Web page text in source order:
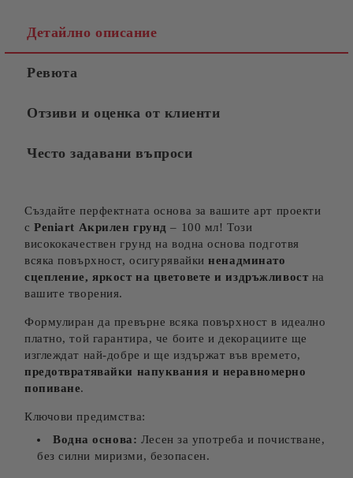
Детайлно описание
Ревюта
Отзиви и оценка от клиенти
Често задавани въпроси
Създайте перфектната основа за вашите арт проекти
сPeniart Акрилен грунд – 100 мл! Този
висококачествен грунд на водна основа подготвя
всяка повърхност, осигурявайкиненадминато
сцепление, яркост на цветовете и издръжливост на
вашите творения.
Формулиран да превърне всяка повърхност в идеално
платно, той гарантира, че боите и декорациите ще
изглеждат най-добре и ще издържат във времето,
предотвратявайки напуквания и неравномерно
попиване.
Ключови предимства:
Водна основа: Лесен за употреба и почистване,
без силни миризми, безопасен.